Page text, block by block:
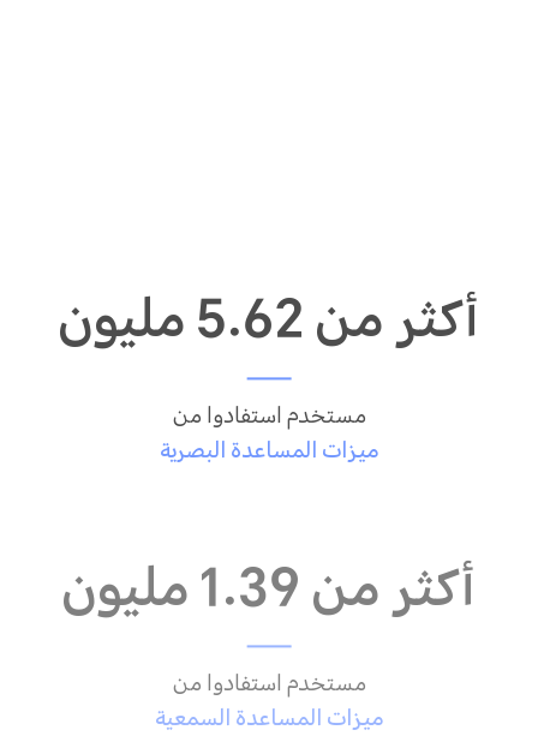
أكثر من 5.62 مليون
مستخدم استفادوا من
ميزات المساعدة البصرية
أكثر من 1.39 مليون
مستخدم استفادوا من
ميزات المساعدة السمعية